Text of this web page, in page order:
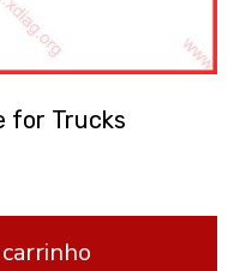
for Trucks